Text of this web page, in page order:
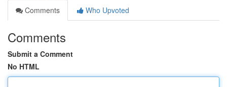
Comments
Who Upvoted
Comments
Submit a Comment
No HTML